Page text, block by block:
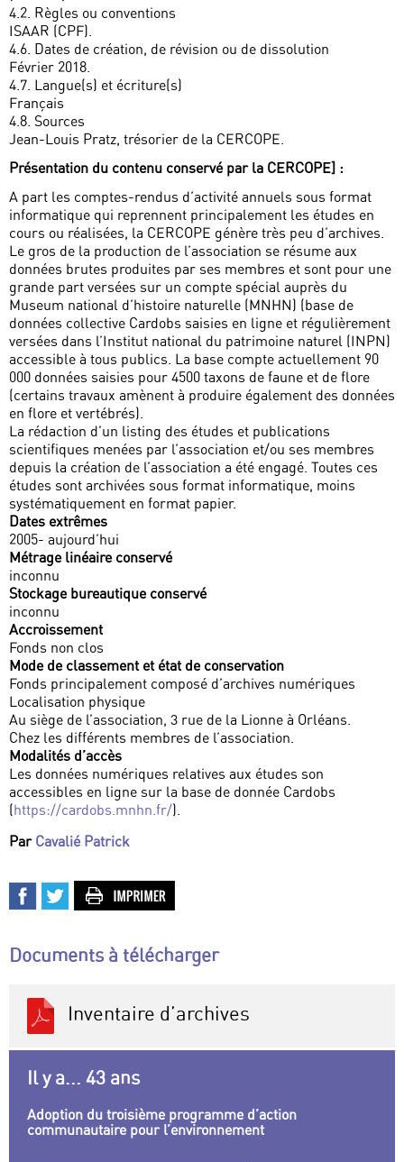
4.2. Règles ou conventions
ISAAR (CPF).
4.6. Dates de création, de révision ou de dissolution
Février 2018.
4.7. Langue(s) et écriture(s)
Français
4.8. Sources
Jean-Louis Pratz, trésorier de la CERCOPE.
Présentation du contenu conservé par la CERCOPE] :
A part les comptes-rendus d’activité annuels sous format
informatique qui reprennent principalement les études en
cours ou réalisées, la CERCOPE génère très peu d’archives.
Le gros de la production de l’association se résume aux
données brutes produites par ses membres et sont pour une
grande part versées sur un compte spécial auprès du
Museum national d’histoire naturelle (MNHN) (base de
données collective Cardobs saisies en ligne et régulièrement
versées dans l’Institut national du patrimoine naturel (INPN)
accessible à tous publics. La base compte actuellement 90
000 données saisies pour 4500 taxons de faune et de flore
(certains travaux amènent à produire également des données
en flore et vertébrés).
La rédaction d’un listing des études et publications
scientifiques menées par l’association et/ou ses membres
depuis la création de l’association a été engagé. Toutes ces
études sont archivées sous format informatique, moins
systématiquement en format papier.
Dates extrêmes
2005- aujourd’hui
Métrage linéaire conservé
inconnu
Stockage bureautique conservé
inconnu
Accroissement
Fonds non clos
Mode de classement et état de conservation
Fonds principalement composé d’archives numériques
Localisation physique
Au siège de l’association, 3 rue de la Lionne à Orléans.
Chez les différents membres de l’association.
Modalités d’accès
Les données numériques relatives aux études son
accessibles en ligne sur la base de donnée Cardobs
(https://cardobs.mnhn.fr/).
Par Cavalié Patrick
Documents à télécharger
Inventaire d’archives
Il y a... 43 ans
Adoption du troisième programme d’action
communautaire pour l’environnement